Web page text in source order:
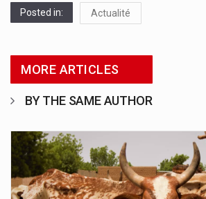
Posted in: Actualité
MORE ARTICLES
BY THE SAME AUTHOR